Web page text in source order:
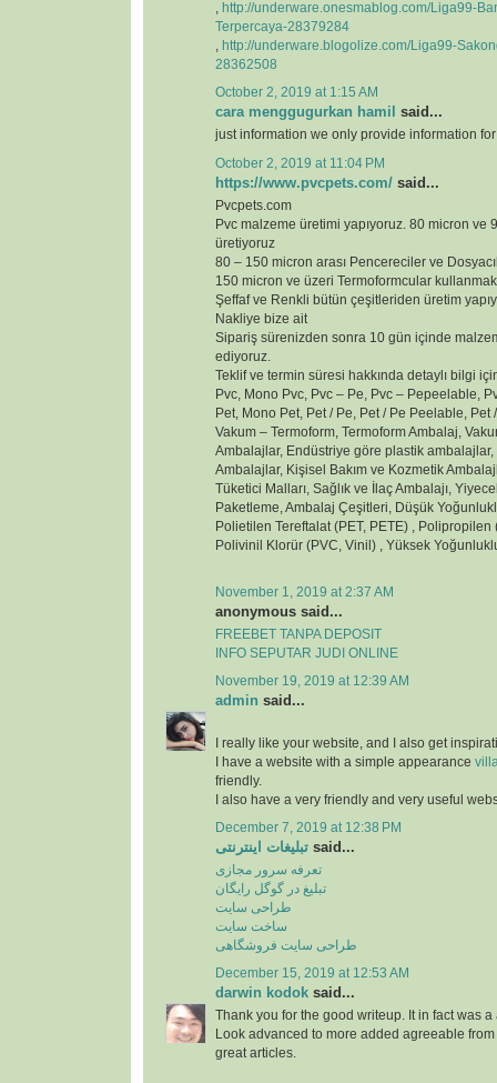
http://underware.onesmablog.com/Liga99-
Terpercaya-28379284
http://underware.blogolize.com/Liga99-
28362508
October 2, 2019 at 1:15 AM
cara menggugurkan hamil said...
just information we only provide information
October 2, 2019 at 11:04 PM
https://www.pvcpets.com/ said...
Pvcpets.com
Pvc malzeme üretimi yapıyoruz. 80 micron ve
üretiyoruz
80 – 150 micron arası Pencereciler ve
150 micron ve üzeri Termoformcular
Şeffaf ve Renkli bütün çeşitleriden üretim
Nakliye bize ait
Sipariş sürenizden sonra 10 gün içinde
ediyoruz.
Teklif ve termin süresi hakkında detaylı bilgi
Pvc, Mono Pvc, Pvc – Pe, Pvc – Pepeelable,
Pet, Mono Pet, Pet / Pe, Pet / Pe Peelable, Pet
Vakum – Termoform, Termoform Ambalaj,
Ambalajlar, Endüstriye göre plastik ambalajlar,
Ambalajlar, Kişisel Bakım ve Kozmetik
Tüketici Malları, Sağlık ve İlaç Ambalajı,
Paketleme, Ambalaj Çeşitleri, Düşük
Polietilen Tereftalat (PET, PETE) , Polipropilen
Polivinil Klorür (PVC, Vinil) , Yüksek
November 1, 2019 at 2:37 AM
anonymous said...
FREEBET TANPA DEPOSIT
INFO SEPUTAR JUDI ONLINE
November 19, 2019 at 12:39 AM
admin said...
I really like your website, and I also get
I have a website with a simple appearance
friendly.
I also have a very friendly and very useful
December 7, 2019 at 12:38 PM
تبلیغات اینترنتی said...
تعرفه سرور مجازی
تبلیغ در گوگل رایگان
طراحی سایت
ساخت سایت
طراحی سایت فروشگاهی
December 15, 2019 at 12:53 AM
darwin kodok said...
Thank you for the good writeup. It in fact was
Look advanced to more added agreeable
great articles.